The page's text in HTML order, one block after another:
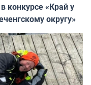
конкурсе «Край у
округу»